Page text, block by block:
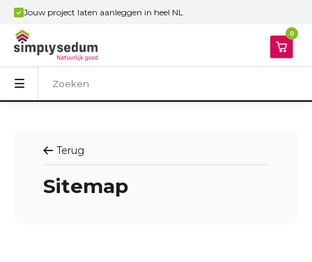
Jouw project laten aanleggen in heel NL
0
Terug
Sitemap